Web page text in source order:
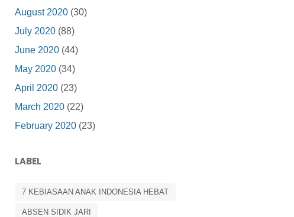
August 2020 (30)
July 2020 (88)
June 2020 (44)
May 2020 (34)
April 2020 (23)
March 2020 (22)
February 2020 (23)
LABEL
7 KEBIASAAN ANAK INDONESIA HEBAT
ABSEN SIDIK JARI